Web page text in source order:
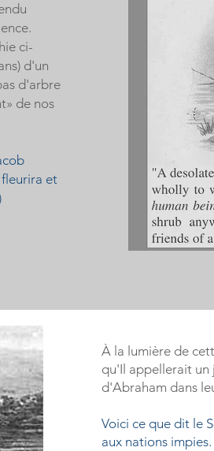
ci-
d'un
d'arbre
de nos
et
À la lumière de
qu'Il appellerait un
d'Abraham dans
Voici ce que dit le
aux nations